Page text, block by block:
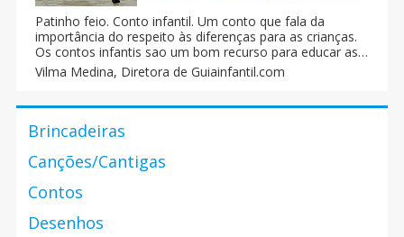
Patinho feio. Conto infantil. Um conto que fala da
importância do respeito às diferenças para as crianças.
Os contos infantis sao um bom recurso para educar as
crianças com valores como o respeito, a solidariedade,
a tolerância e outros.
Vilma Medina, Diretora de Guiainfantil.com
Brincadeiras
Canções/Cantigas
Contos
Desenhos